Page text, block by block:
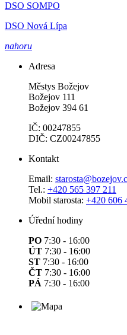
DSO SOMPO
DSO Nová Lípa
nahoru
Adresa
Městys Božejov
Božejov 111
Božejov 394 61
IČ: 00247855
DIČ: CZ00247855
Kontakt
Email:
Tel.: +420 565 397 211
Mobil starosta: +420 606
Úřední hodiny
PO 7:30 - 16:00
ÚT 7:30 - 16:00
ST 7:30 - 16:00
ČT 7:30 - 16:00
PÁ 7:30 - 16:00